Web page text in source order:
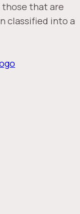
that are
classified into a